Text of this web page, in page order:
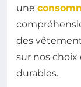
une
des
sur nos
durables.